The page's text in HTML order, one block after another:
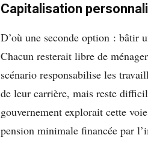
Capitalisation
D’où une seconde option : bâtir
Chacun resterait libre de
scénario responsabilise les
de leur carrière, mais reste
gouvernement explorait cette
pension minimale financée par